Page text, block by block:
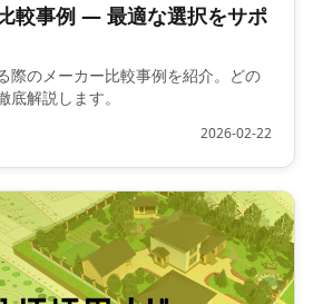
較事例 — 最適な選択をサポ
際のメーカー比較事例を紹介。どの
底解説します。
2026-02-22